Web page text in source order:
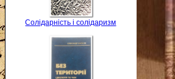
Солідарність і солідаризм